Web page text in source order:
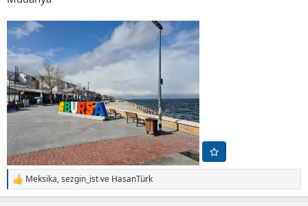
T
e
Meksika,sezgin_istve HasanTürk